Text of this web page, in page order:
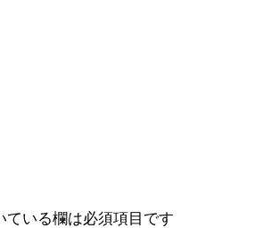
ている欄は必須項目です